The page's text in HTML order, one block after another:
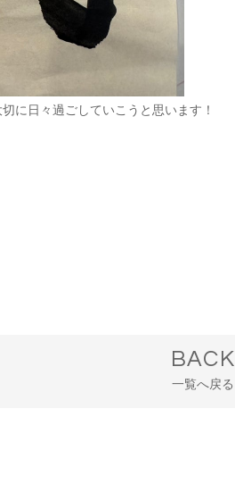
に日々過ごしていこうと思います！
BACK
一覧へ戻る